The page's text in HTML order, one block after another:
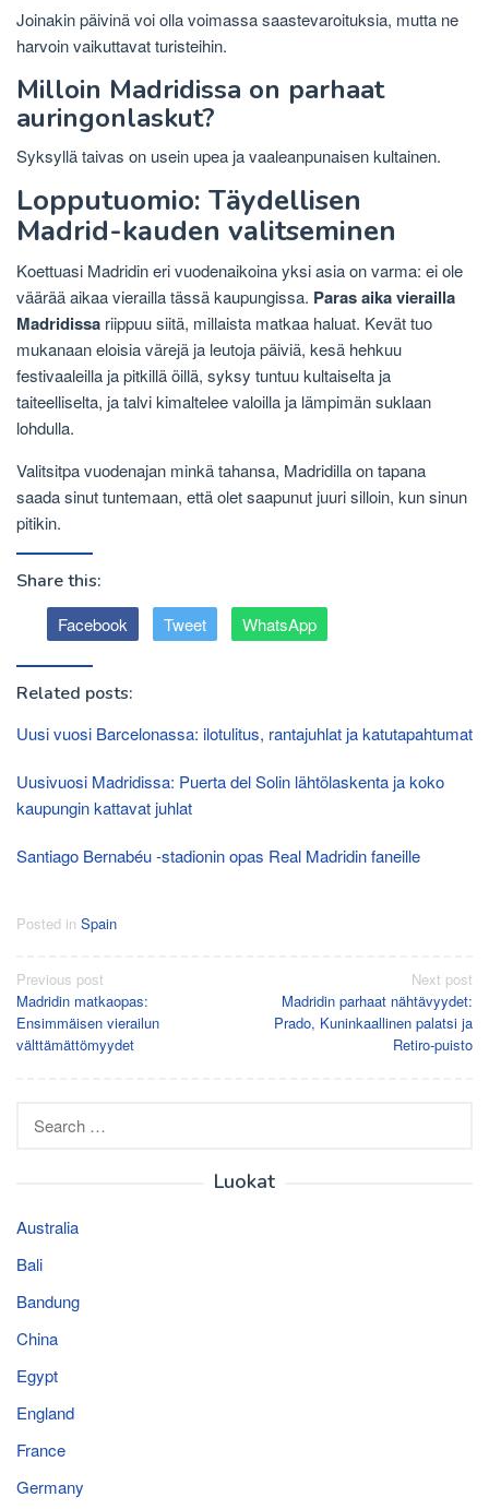
Joinakin päivinä voi olla voimassa saastevaroituksia, mutta ne
harvoin vaikuttavat turisteihin.
Milloin Madridissa on parhaat
auringonlaskut?
Syksyllä taivas on usein upea ja vaaleanpunaisen kultainen.
Lopputuomio: Täydellisen
Madrid-kauden valitseminen
Koettuasi Madridin eri vuodenaikoina yksi asia on varma: ei ole
väärää aikaa vierailla tässä kaupungissa. Paras aika vierailla
Madridissa riippuu siitä, millaista matkaa haluat. Kevät tuo
mukanaan eloisia värejä ja leutoja päiviä, kesä hehkuu
festivaaleilla ja pitkillä öillä, syksy tuntuu kultaiselta ja
taiteelliselta, ja talvi kimaltelee valoilla ja lämpimän suklaan
lohdulla.
Valitsitpa vuodenajan minkä tahansa, Madridilla on tapana
saada sinut tuntemaan, että olet saapunut juuri silloin, kun sinun
pitikin.
Share this:
Facebook Tweet WhatsApp
Related posts:
Uusi vuosi Barcelonassa: ilotulitus, rantajuhlat ja katutapahtumat
Uusivuosi Madridissa: Puerta del Solin lähtölaskenta ja koko
kaupungin kattavat juhlat
Santiago Bernabéu -stadionin opas Real Madridin faneille
Posted in Spain
Post
navigation
Previous post
Madridin matkaopas:
Ensimmäisen vierailun
välttämättömyydet
Next post
Madridin parhaat nähtävyydet:
Prado, Kuninkaallinen palatsi ja
Retiro-puisto
Luokat
Australia
Bali
Bandung
China
Egypt
England
France
Germany